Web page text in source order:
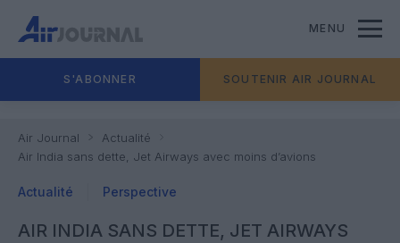
MENU
S'ABONNER SOUTENIR AIR JOURNAL
Air Journal
Actualité
Air India sans dette, Jet Airways avec moins d’avions
Actualité Perspective
AIR INDIA SANS DETTE, JET AIRWAYS